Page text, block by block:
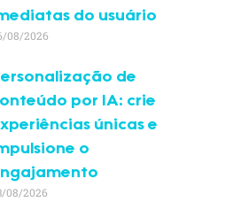
do usuário
08/2026
de
por IA: crie
únicas e
o
08/2026